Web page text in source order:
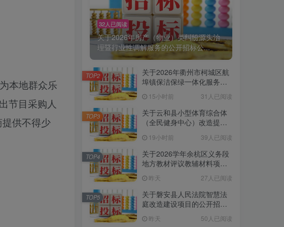
本地群众乐
节目采购人
供不得少
32人已阅读
关于2026年房产（物业）类纠纷源头治
理暨行业性调解服务的公开招标公...
关于2026年衢州市柯城区航
埠镇保洁保绿一体化服务项
目的公开招标公告[浙江豪圣
建设项目管理有限公司]
15小时前 31人已阅读
TOP2
关于云和县小型体育综合体
（全民健身中心）改造提升
（第二次）的公开招标公告
[云和县云采工程咨询有限公
司]
19小时前 39人已阅读
TOP3
关于2026学年余杭区义务段
地方教材评议教辅材料项目
达工程造价事务所有限公司]
昨天 27人已阅读
TOP4
关于磐安县人民法院智慧法
庭改造建设项目的公开招标
安县分中心]
昨天 50人已阅读
TOP5